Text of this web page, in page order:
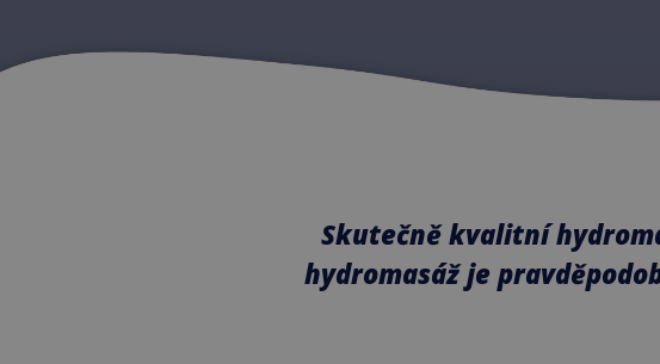
Skutečně kvalitní
hydromasáž je